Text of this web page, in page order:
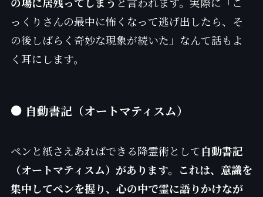
っくりさんの最中に怖くなって逃げ出したら、そ
の後しばらく奇妙な現象が続いた」なんて話もよ
く耳にします。
● 自動書記（オートマティスム）
ペンと紙さえあればできる降霊術として自動書記
（オートマティスム）があります。これは、意識を
集中してペンを握り、心の中で霊に語りかけなが